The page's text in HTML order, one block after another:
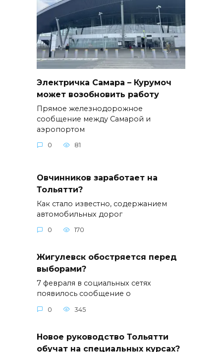
Электричка Самара – Курумоч
может возобновить работу
Прямое железнодорожное
сообщение между Самарой и
аэропортом
0 81
Овчинников заработает на
Тольятти?
Как стало известно, содержанием
автомобильных дорог
0 170
Жигулевск обостряется перед
выборами?
7 февраля в социальных сетях
появилось сообщение о
0 345
Новое руководство Тольятти
обучат на специальных курсах?